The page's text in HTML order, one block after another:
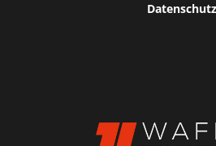
Datenschutz